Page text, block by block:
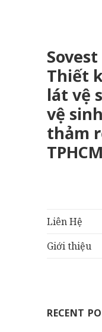
Thiết
lát vệ
vệ
thảm
TPHCM
Liên Hệ
Giới thiệu
RECENT